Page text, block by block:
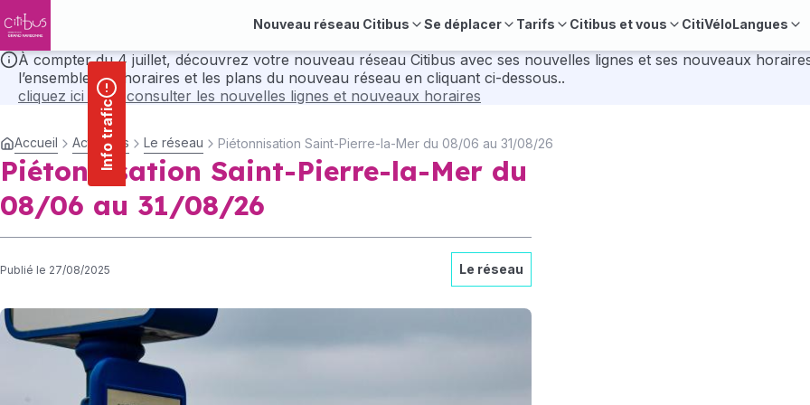
principal
Nouveau réseau Citibus Se déplacer Tarifs Citibus et vous CitiVéloLangues
À compter du 4 juillet, découvrez votre nouveau réseau Citibus avec ses nouvelles lignes et ses nouveaux horaires. Pour préparer vos déplacements,
l’ensemble des horaires et les plans du nouveau réseau en cliquant ci-dessous..
cliquez ici pour consulter les nouvelles lignes et nouveaux horaires
Info trafic
Accueil Actualités Le réseau Piétonnisation Saint-Pierre-la-Mer du 08/06 au 31/08/26
Piétonnisation Saint-Pierre-la-Mer du
08/06 au 31/08/26
Publié le 27/08/2025 Le réseau
Panneau de gestion des cookies